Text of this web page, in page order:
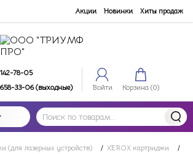
Акции Новинки Хиты продаж
78-05
33-06 (выходные)
Войти Корзина (0)
(для лазерных устройств) / XEROX картриджи
/